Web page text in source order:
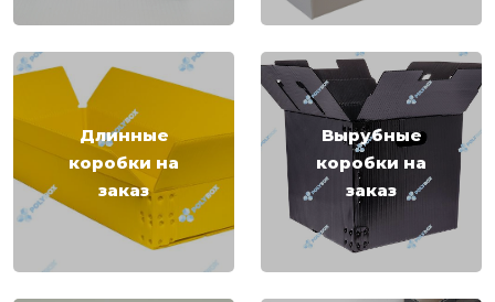
Длинные
коробки на
заказ
Вырубные
коробки на
заказ